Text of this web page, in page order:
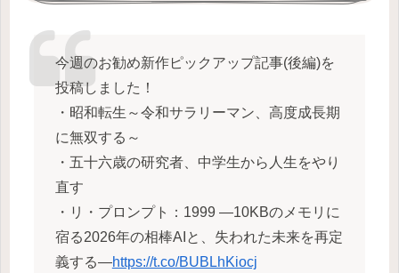
今週のお勧め新作ピックアップ記事(後編)を
投稿しました！
・昭和転生～令和サラリーマン、高度成長期
に無双する～
・五十六歳の研究者、中学生から人生をやり
直す
・リ・プロンプト：1999 —10KBのメモリに
宿る2026年の相棒AIと、失われた未来を再定
義する—https://t.co/BUBLhKiocj